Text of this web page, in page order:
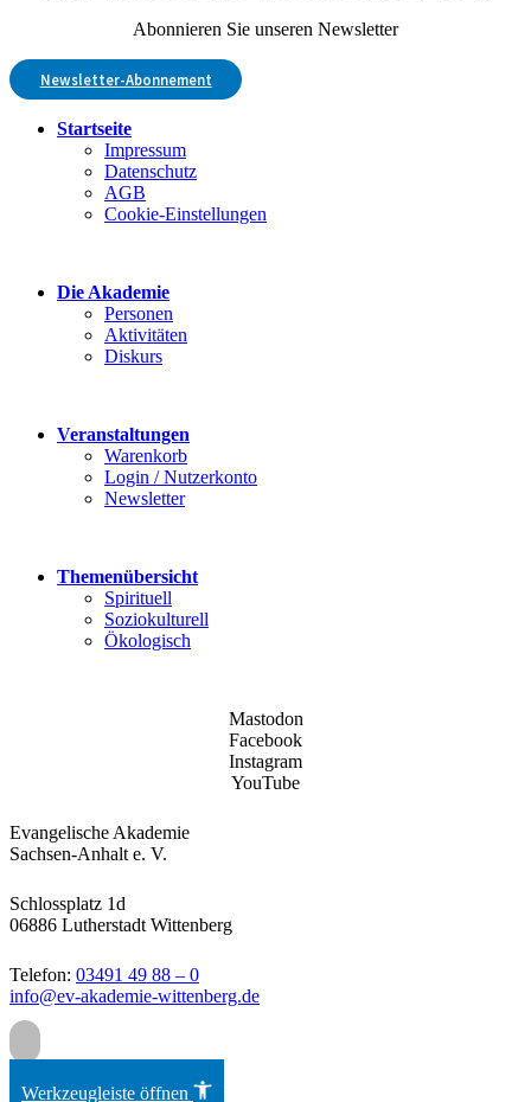
Abonnieren Sie unseren Newsletter
Newsletter-Abonnement
Startseite
Impressum
Datenschutz
AGB
Cookie-Einstellungen
Die Akademie
Personen
Aktivitäten
Diskurs
Veranstaltungen
Warenkorb
Login / Nutzerkonto
Newsletter
Themenübersicht
Spirituell
Soziokulturell
Ökologisch
Mastodon
Facebook
Instagram
YouTube
Evangelische Akademie
Sachsen-Anhalt e. V.
Schlossplatz 1d
06886 Lutherstadt Wittenberg
Telefon: 03491 49 88 – 0
info@ev-akademie-wittenberg.de
Werkzeugleiste öffnen